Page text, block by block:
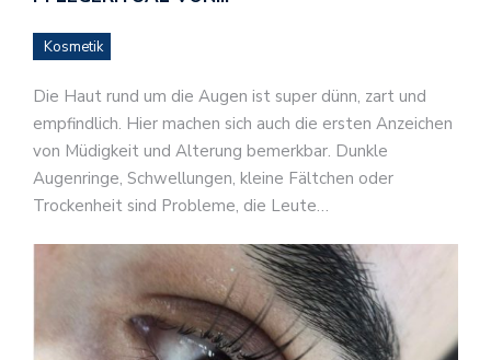
Kosmetik
Die Haut rund um die Augen ist super dünn, zart und
empfindlich. Hier machen sich auch die ersten Anzeichen
von Müdigkeit und Alterung bemerkbar. Dunkle
Augenringe, Schwellungen, kleine Fältchen oder
Trockenheit sind Probleme, die Leute…